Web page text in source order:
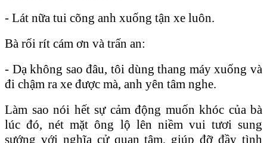
- Lát nữa tui cõng anh xuống tận xe luôn.
Bà rối rít cám ơn và trấn an:
- Dạ không sao đâu, tôi dùng thang máy xuống và
đi chậm ra xe được mà, anh yên tâm nghe.
Làm sao nói hết sự cảm động muốn khóc của bà
lúc đó, nét mặt ông lộ lên niềm vui tươi sung
sướng với nghĩa cử quan tâm, giúp đỡ đầy tình